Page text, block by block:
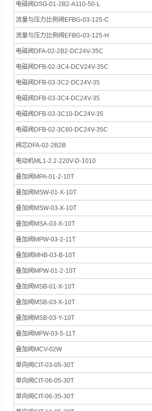
电磁阀DSG-01-2B2-A110-50-L
流量与压力比例阀EFBG-03-125-C
流量与压力比例阀EFBG-03-125-H
电磁阀DFA-02-2B2-DC24V-35C
电磁阀DFB-02-3C4-DCV24V-35C
电磁阀DFB-03-3C2-DC24V-35
电磁阀DFB-03-3C4-DC24V-35
电磁阀DFB-03-3C10-DC24V-35
电磁阀DFB-02-3C60-DC24V-35C
阀芯DFA-02-2B2B
电动机ML1-2.2-220V-D-1010
叠加阀MPA-01-2-10T
叠加阀MSW-01-X-10T
叠加阀MSW-03-X-10T
叠加阀MSA-03-X-10T
叠加阀MPW-03-2-11T
叠加阀MHB-03-B-10T
叠加阀MPW-01-2-10T
叠加阀MSB-01-X-10T
叠加阀MSB-03-X-10T
叠加阀MSB-03-Y-10T
叠加阀MPW-03-5-11T
叠加阀MCV-02W
单向阀CIT-03-05-30T
单向阀CIT-06-05-30T
单向阀CIT-06-35-30T